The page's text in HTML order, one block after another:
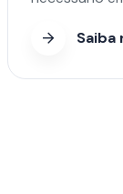
Saiba